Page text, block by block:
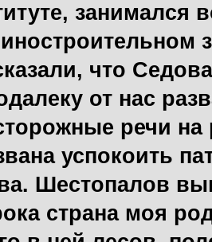
занимался
что
от нас
речи
успокоить
Шестопалов
страна моя